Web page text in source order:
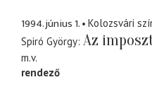
1994. június 1.
Kolozsvári
Spiró György Az
m.v.
rendező